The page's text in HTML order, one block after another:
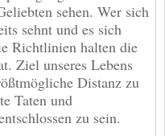
sehen. Wer sich
sehnt und es sich
Richtlinien halten die
Ziel unseres Lebens
Distanz zu
Taten und
zu sein.